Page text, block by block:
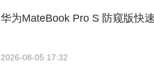
华为MateBook Pro S 防窥版快
2026-08-05 17:32